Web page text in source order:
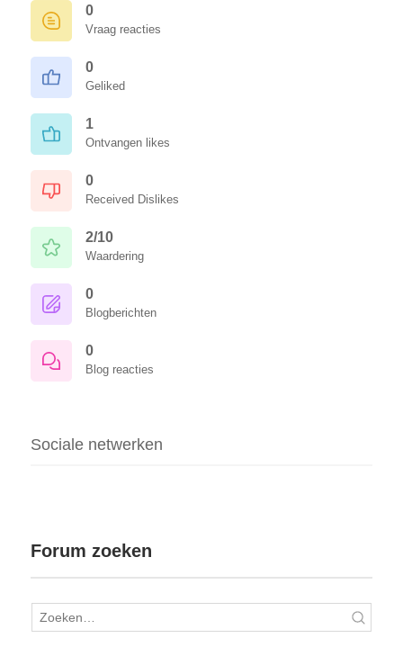
0
Vraag reacties
0
Geliked
1
Ontvangen likes
0
Received Dislikes
2/10
Waardering
0
Blogberichten
0
Blog reacties
Sociale netwerken
Forum zoeken